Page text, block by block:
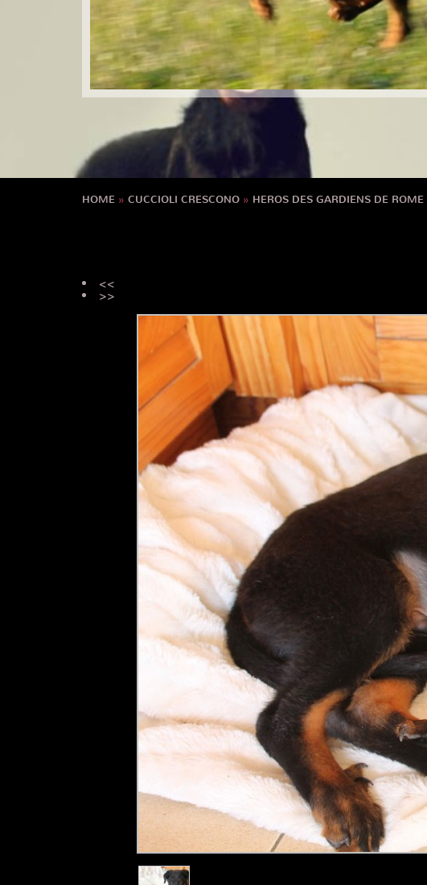
HOME » CUCCIOLI CRESCONO » HEROS DES GARDIENS DE ROME
<<
>>